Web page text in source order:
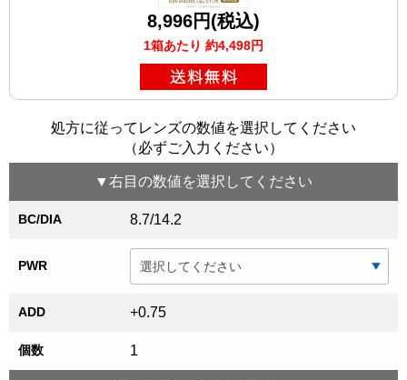
8,996円(税込)
1箱あたり 約4,498円
処方に従ってレンズの数値を選択してください
（必ずご入力ください）
▼右目 の数値を選択してください
BC/DIA 8.7/14.2
PWR
ADD +0.75
個数 1